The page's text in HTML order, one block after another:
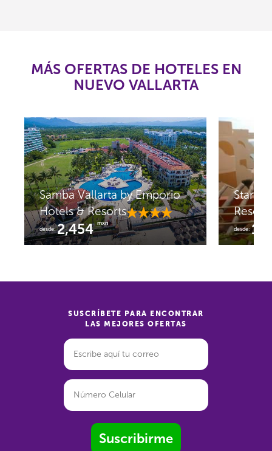
MÁS OFERTAS DE HOTELES EN
NUEVO VALLARTA
Samba Vallarta by Emporio
Hotels & Resorts
desde:2,454mxn
Resort
desde:
SUSCRÍBETE PARA ENCONTRAR
LAS MEJORES OFERTAS
Suscribirme